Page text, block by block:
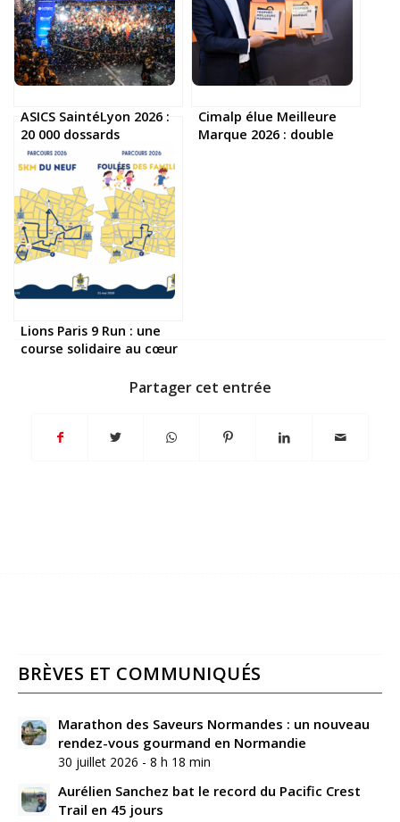
ASICS SaintéLyon 2026 :
20 000 dossards
disponibles le 17 mars
Cimalp élue Meilleure
Marque 2026 : double
Lions Paris 9 Run : une
course solidaire au cœur
Partager cet entrée
BRÈVES ET COMMUNIQUÉS
Marathon des Saveurs Normandes : un nouveau
rendez-vous gourmand en Normandie
30 juillet 2026 - 8 h 18 min
Aurélien Sanchez bat le record du Pacific Crest
Trail en 45 jours